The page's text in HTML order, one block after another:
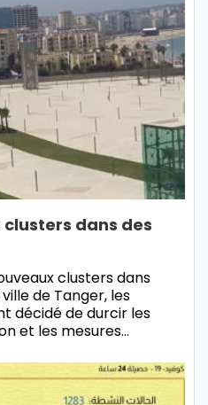
dans des
clusters dans
de Tanger, les
décidé de durcir les
et les mesures…